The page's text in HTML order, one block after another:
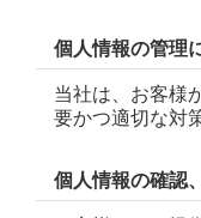
個人情報の管理
当社は、お客様
要かつ適切な対
個人情報の確認